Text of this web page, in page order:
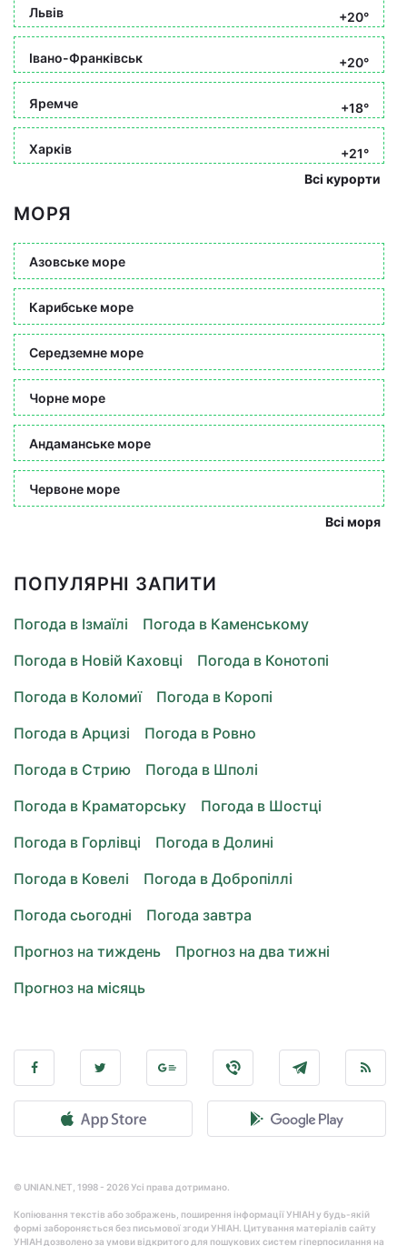
Львів +20°
Івано-Франківськ +20°
Яремче +18°
Харків
+21°
Всі курорти
МОРЯ
Азовське море
Карибське море
Середземне море
Чорне море
Андаманське море
Червоне море
Всі моря
ПОПУЛЯРНІ ЗАПИТИ
Погода в Ізмаїлі
Погода в Каменському
Погода в Новій Каховці
Погода в Конотопі
Погода в Коломиї
Погода в Коропі
Погода в Арцизі
Погода в Ровно
Погода в Стрию
Погода в Шполі
Погода в Краматорську
Погода в Шостці
Погода в Горлівці
Погода в Долині
Погода в Ковелі
Погода в Добропіллі
Погода сьогодні
Погода завтра
Прогноз на тиждень
Прогноз на два тижні
Прогноз на місяць
© UNIAN.NET, 1998 - 2026 Усі права дотримано.
Копіювання текстів або зображень, поширення інформації УНІАН у будь-якій
формі забороняється без письмової згоди УНІАН. Цитування матеріалів сайту
УНІАН дозволено за умови відкритого для пошукових систем гіперпосилання на